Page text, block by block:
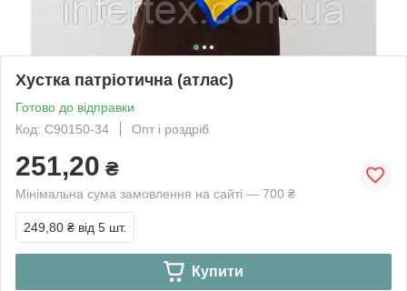
Хустка патріотична (атлас)
Готово до відправки
Код: С90150-34
Опт і роздріб
251,20 ₴
Мінімальна сума замовлення на сайті — 700 ₴
249,80 ₴ від 5 шт.
Купити